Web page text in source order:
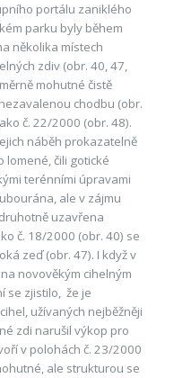
portálu zaniklého
parku byly během
několika místech
zdiv (obr. 40, 47,
mohutné čistě
chodbu (obr.
č. 22/2000 (obr. 48).
náběh prokazatelně
lomené, čili gotické
terénními úpravami
ale v zájmu
uzavřena
č. 18/2000 (obr. 40) se
zeď (obr. 47). I když v
novověkým cihelným
se zjistilo, že je
užívaných nejběžněji
zdi narušil výkop pro
v polohách č. 23/2000
ale strukturou se